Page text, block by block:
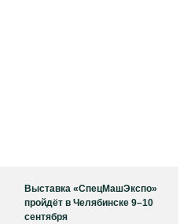
Выставка «СпецМашЭкспо»
пройдёт в Челябинске 9–10
сентября